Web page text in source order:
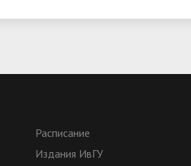
Расписание
Издания ИвГУ